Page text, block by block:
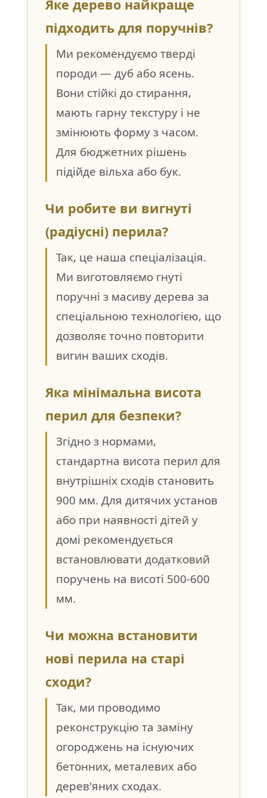
Яке дерево найкраще
підходить для поручнів?
Ми рекомендуємо тверді
породи — дуб або ясень.
Вони стійкі до стирання,
мають гарну текстуру і не
змінюють форму з часом.
Для бюджетних рішень
підійде вільха або бук.
Чи робите ви вигнуті
(радіусні) перила?
Так, це наша спеціалізація.
Ми виготовляємо гнуті
поручні з масиву дерева за
спеціальною технологією, що
дозволяє точно повторити
вигин ваших сходів.
Яка мінімальна висота
перил для безпеки?
Згідно з нормами,
стандартна висота перил для
внутрішніх сходів становить
900 мм. Для дитячих установ
або при наявності дітей у
домі рекомендується
встановлювати додатковий
поручень на висоті 500-600
мм.
Чи можна встановити
нові перила на старі
сходи?
Так, ми проводимо
реконструкцію та заміну
огороджень на існуючих
бетонних, металевих або
дерев'яних сходах.